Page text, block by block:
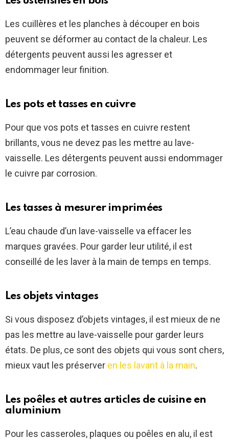
Les cuillères et les planches à découper en bois
peuvent se déformer au contact de la chaleur. Les
détergents peuvent aussi les agresser et
endommager leur finition.
Les pots et tasses en cuivre
Pour que vos pots et tasses en cuivre restent
brillants, vous ne devez pas les mettre au lave-
vaisselle. Les détergents peuvent aussi endommager
le cuivre par corrosion.
Les tasses à mesurer imprimées
L’eau chaude d’un lave-vaisselle va effacer les
marques gravées. Pour garder leur utilité, il est
conseillé de les laver à la main de temps en temps.
Les objets vintages
Si vous disposez d’objets vintages, il est mieux de ne
pas les mettre au lave-vaisselle pour garder leurs
états. De plus, ce sont des objets qui vous sont chers,
mieux vaut les préserver en les lavant à la main.
Les poêles et autres articles de cuisine en
aluminium
Pour les casseroles, plaques ou poêles en alu, il est